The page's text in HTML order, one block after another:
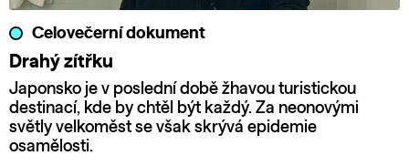
Celovečerní dokument
Drahý zítřku
Japonsko je v poslední době žhavou turistickou
destinací, kde by chtěl být každý. Za neonovými
světly velkoměst se však skrývá epidemie
osamělosti.